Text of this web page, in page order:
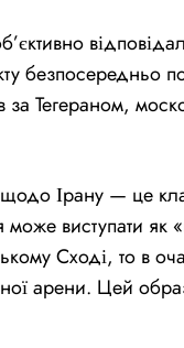
за Тегераном,
Ірану — це
виступати як
Сході, то в
арени. Цей